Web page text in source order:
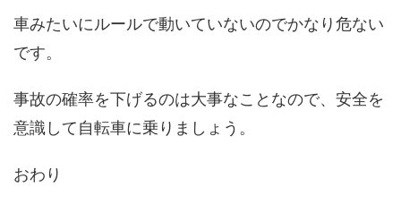
車みたいにルールで動いていないのでかなり危ない
です。
事故の確率を下げるのは大事なことなので、安全を
意識して自転車に乗りましょう。
おわり